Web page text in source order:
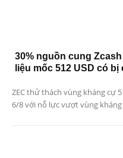
30% nguồn cung
liệu mốc 512 USD có
ZEC thử thách vùng kháng cự
6/8 với nỗ lực vượt vùng